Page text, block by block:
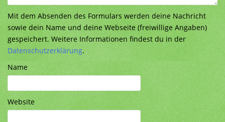
Mit dem Absenden des Formulars werden deine Nachricht
sowie dein Name und deine Webseite (freiwillige Angaben)
gespeichert. Weitere Informationen findest du in der
Datenschutzerklärung.
Name
Website